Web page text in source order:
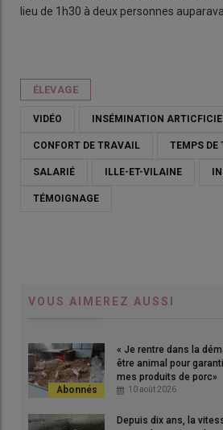
lieu de 1h30 à deux personnes
ÉLEVAGE
VIDÉO INSÉMINATION
CONFORT DE TRAVAIL TEMPS DE
SALARIÉ ILLE-ET-VILAINE
TÉMOIGNAGE
VOUS AIMEREZ AUSSI
« Je rentre dans la
être animal pour
mes produits de porc»
10 août 2026
Depuis dix ans, la